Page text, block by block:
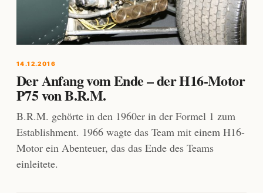
14.12.2016
Der Anfang vom Ende – der H16-Motor
P75 von B.R.M.
B.R.M. gehörte in den 1960er in der Formel 1 zum
Establishment. 1966 wagte das Team mit einem H16-
Motor ein Abenteuer, das das Ende des Teams
einleitete.